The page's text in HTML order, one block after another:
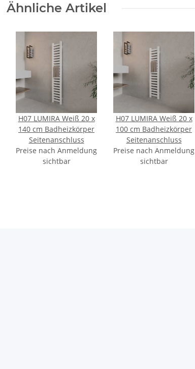
Ähnliche Artikel
H07 LUMIRA Weiß 20 x
140 cm Badheizkörper
Seitenanschluss
Preise nach Anmeldung
sichtbar
H07 LUMIRA Weiß 20 x
100 cm Badheizkörper
Seitenanschluss
Preise nach Anmeldung
sichtbar